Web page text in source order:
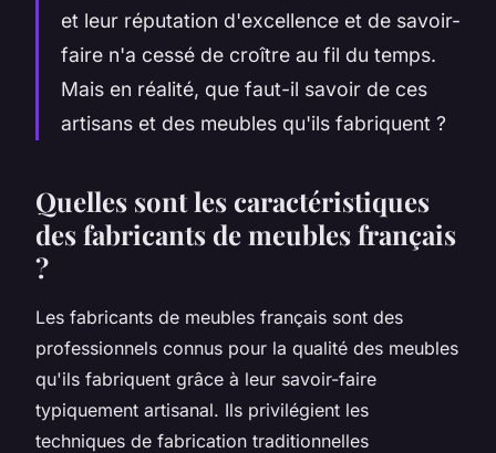
et leur réputation d'excellence et de savoir-
faire n'a cessé de croître au fil du temps.
Mais en réalité, que faut-il savoir de ces
artisans et des meubles qu'ils fabriquent ?
Quelles sont les caractéristiques
des fabricants de meubles français
?
Les fabricants de meubles français sont des
professionnels connus pour la qualité des meubles
qu'ils fabriquent grâce à leur savoir-faire
typiquement artisanal. Ils privilégient les
techniques de fabrication traditionnelles